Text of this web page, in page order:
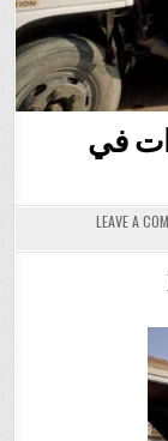
في
LEAVE A
ON
ونش
الفرسان